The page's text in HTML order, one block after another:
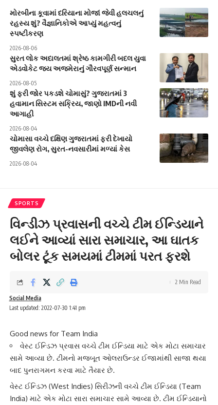
મોરબીના કૂવામાં દરિયાના મોજાં જેવી હલચલનું
રહસ્ય શું? વૈજ્ઞાનિકોએ આપ્યું મહત્વનું
સ્પષ્ટીકરણ
2026-08-06
સુરત લોક અદાલતમાં શ્રેષ્ઠ કામગીરી બદલ યુવા
એડવોકેટ જય અજમેરાનું ગૌરવપૂર્ણ સન્માન
2026-08-05
શું ફરી જોર પકડશે ચોમાસું? ગુજરાતમાં 3
હવામાન સિસ્ટમ સક્રિય, જાણો IMDની નવી
આગાહી
2026-08-04
ચોમાસા વચ્ચે દક્ષિણ ગુજરાતમાં ફરી દેખાયો
જીવલેણ રોગ, સુરત-નવસારીમાં મળ્યાં કેસ
2026-08-04
SPORTS
વિન્ડીઝ પ્રવાસની વચ્ચે ટીમ ઈન્ડિયાને
લઈને આવ્યાં સારા સમાચાર, આ ઘાતક
બોલર ટૂંક સમયમાં ટીમમાં પરત ફરશે
Last updated: 2022-07-30 1:41 pm
Social Media
2 Min Read
Good news for Team India
વેસ્ટ ઈન્ડિઝ પ્રવાસ વચ્ચે ટીમ ઈન્ડિયા માટે એક મોટા સમાચાર
સામે આવ્યા છે. ટીમનો મજબૂત ઓલરાઉન્ડર ઈજામાંથી સાજા થયા
બાદ પુનરાગમન કરવા માટે તૈયાર છે.
વેસ્ટ ઈન્ડિઝ (West Indies) સિરીઝની વચ્ચે ટીમ ઈન્ડિયા (Team
India) માટે એક મોટા સારા સમાચાર સામે આવ્યા છે. ટીમ ઈન્ડિયાનો